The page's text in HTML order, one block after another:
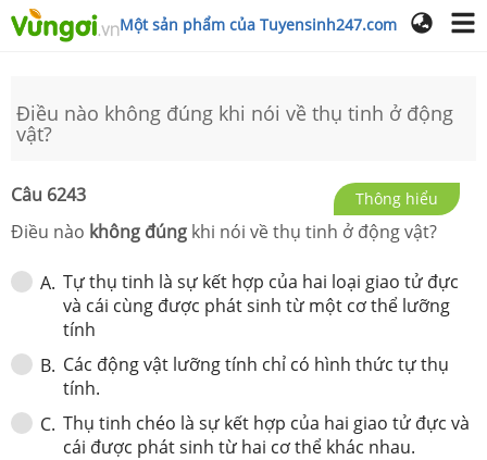
Một sản phẩm của Tuyensinh247.com
Điều nào không đúng khi nói về thụ tinh ở động
vật?
Câu 6243 Thông hiểu
Điều nào không đúng khi nói về thụ tinh ở động vật?
A. Tự thụ tinh là sự kết hợp của hai loại giao tử đực
và cái cùng được phát sinh từ một cơ thể lưỡng
tính
B. Các động vật lưỡng tính chỉ có hình thức tự thụ
tính.
C. Thụ tinh chéo là sự kết hợp của hai giao tử đực và
cái được phát sinh từ hai cơ thể khác nhau.